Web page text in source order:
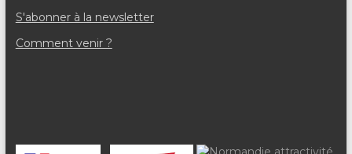
S'abonner à la newsletter
Comment venir ?